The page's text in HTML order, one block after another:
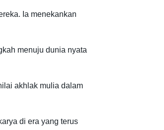
Ia menekankan
menuju dunia nyata
akhlak mulia dalam
di era yang terus